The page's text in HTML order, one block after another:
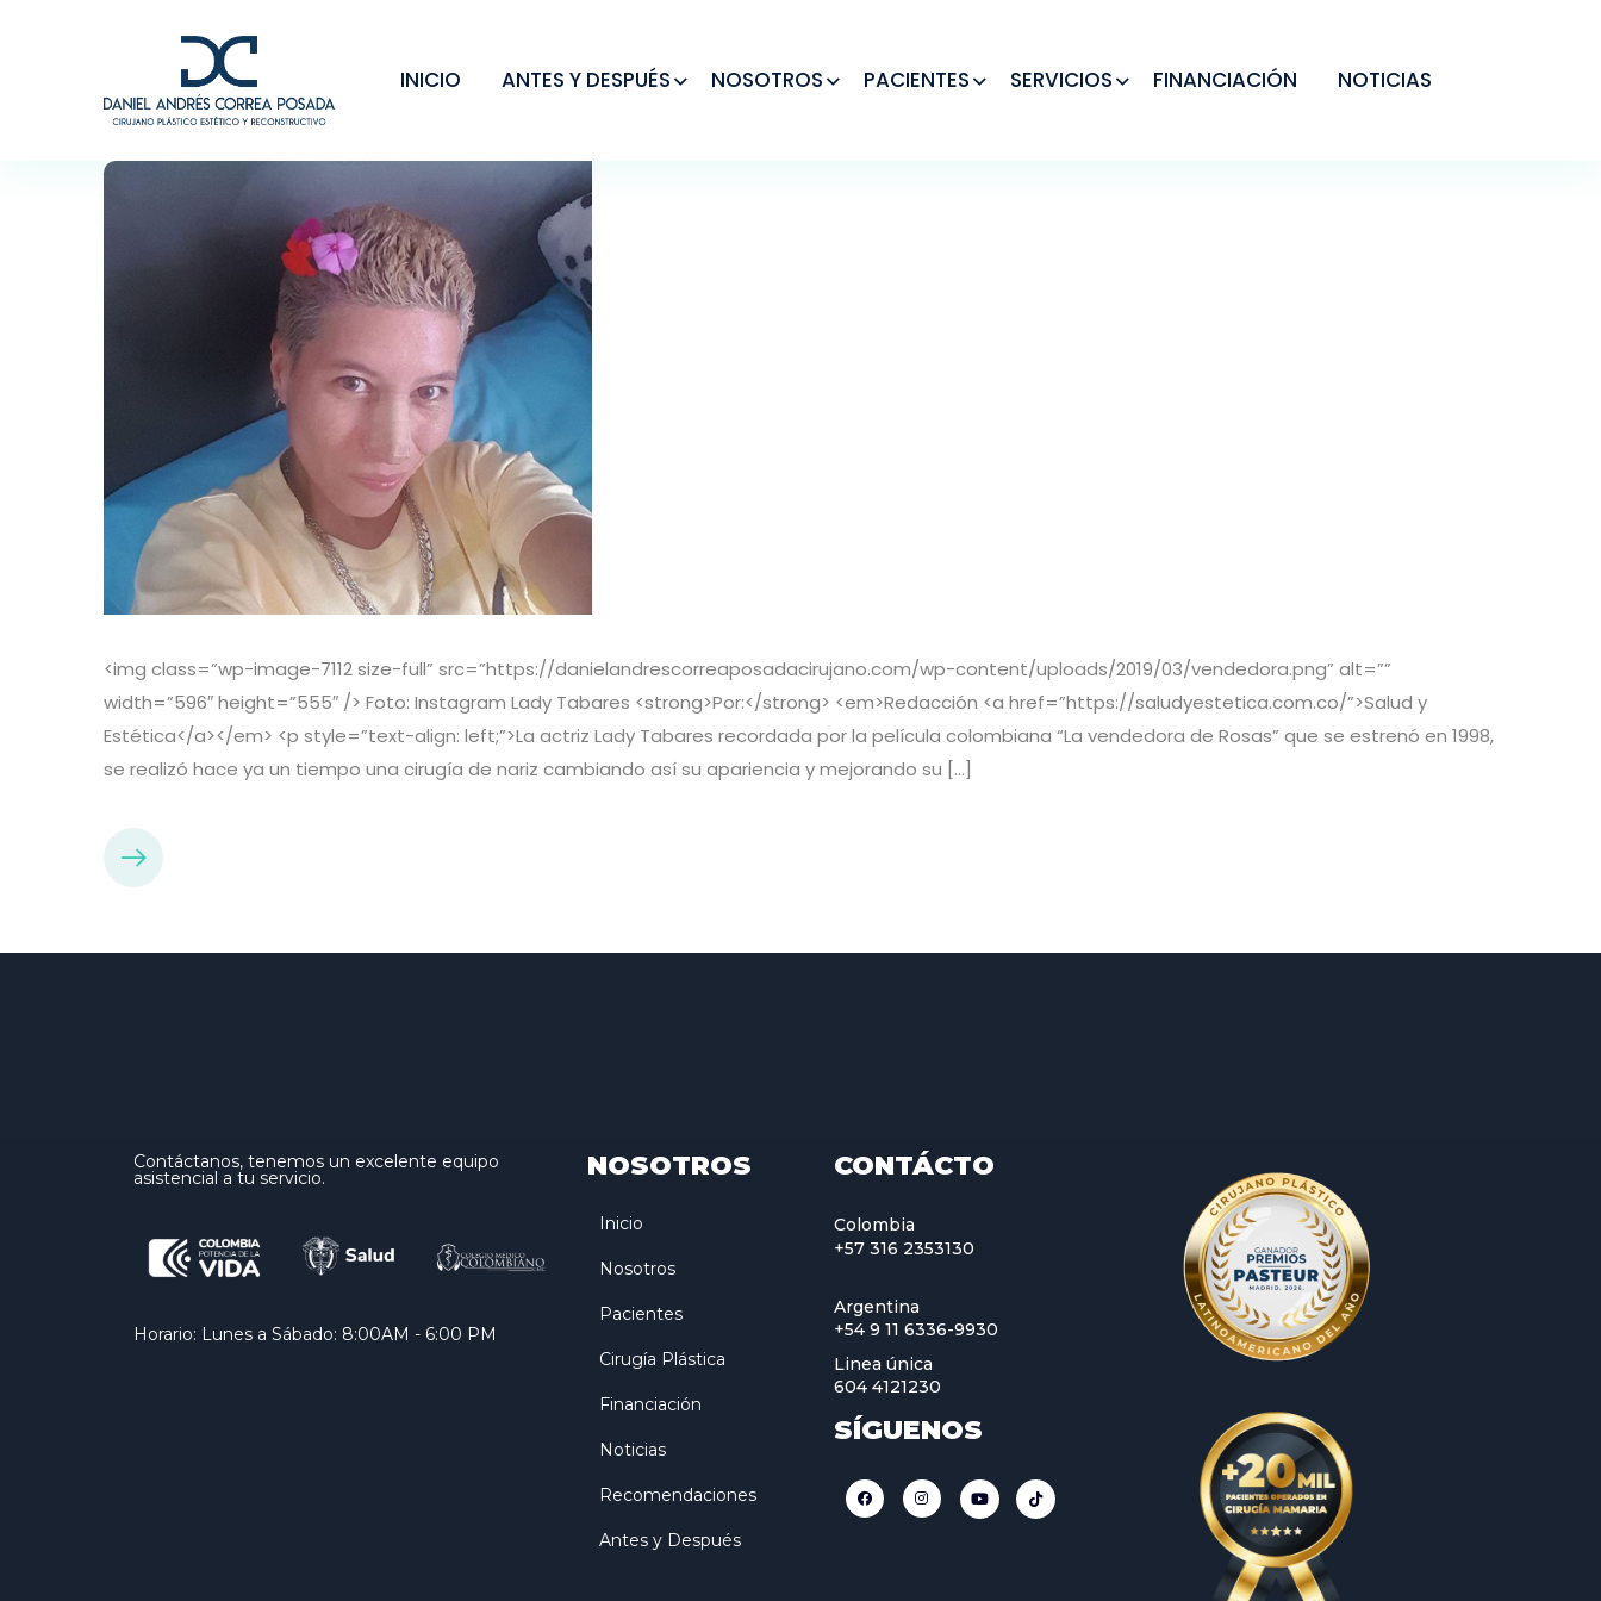
INICIO ANTES Y DESPUÉS NOSOTROS PACIENTES SERVICIOS FINANCIACIÓN NOTICIAS
<img class=”wp-image-7112 size-full” src=”https://danielandrescorreaposadacirujano.com/wp-content/uploads/2019/03/vendedora.png” alt=””
width=”596″ height=”555″ /> Foto: Instagram Lady Tabares <strong>Por:</strong> <em>Redacción <a href=”https://saludyestetica.com.co/”>Salud y
Estética</a></em> <p style=”text-align: left;”>La actriz Lady Tabares recordada por la película colombiana “La vendedora de Rosas” que se estrenó en 1998,
se realizó hace ya un tiempo una cirugía de nariz cambiando así su apariencia y mejorando su […]
Contáctanos, tenemos un excelente equipo
asistencial a tu servicio.
Horario: Lunes a Sábado: 8:00AM - 6:00 PM
NOSOTROS
Inicio
Nosotros
Pacientes
Cirugía Plástica
Financiación
Noticias
Recomendaciones
Antes y Después
CONTÁCTO
Colombia
+57 316 2353130
Argentina
+54 9 11 6336-9930
Linea única
604 4121230
SÍGUENOS